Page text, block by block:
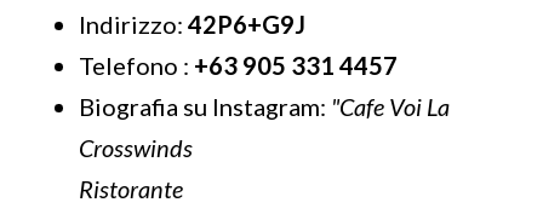
Indirizzo: 42P6+G9J
Telefono : +63 905 331 4457
Biografia su Instagram: "Cafe Voi La
Crosswinds
Ristorante